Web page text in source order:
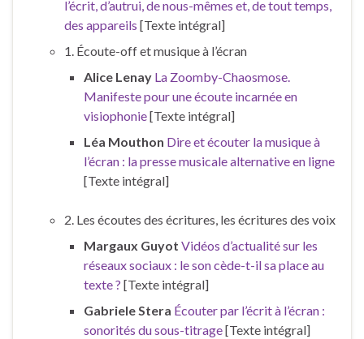
l’écrit, d’autrui, de nous-mêmes et, de tout temps,
des appareils [Texte intégral]
1. Écoute-off et musique à l’écran
Alice Lenay La Zoomby-Chaosmose.
Manifeste pour une écoute incarnée en
visiophonie[Texte intégral]
Léa Mouthon Dire et écouter la musique à
l’écran : la presse musicale alternative en ligne
[Texte intégral]
2. Les écoutes des écritures, les écritures des voix
Margaux Guyot Vidéos d’actualité sur les
réseaux sociaux : le son cède-t-il sa place au
texte ? [Texte intégral]
Gabriele Stera Écouter par l’écrit à l’écran :
sonorités du sous-titrage[Texte intégral]